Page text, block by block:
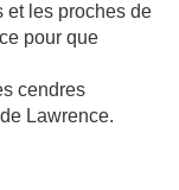
et les proches de
pour que
cendres
Lawrence.